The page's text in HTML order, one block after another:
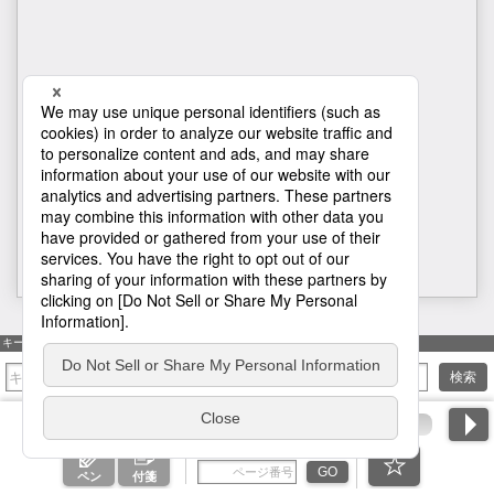
H1
キーワード検索
検索
ペン 付箋 GO